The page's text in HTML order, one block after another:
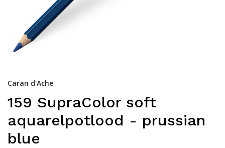
Caran d'Ache
159 SupraColor soft
aquarelpotlood - prussian
blue